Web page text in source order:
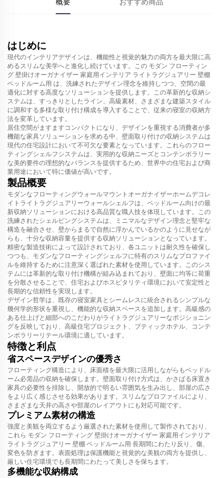
はじめに
現代のインテリアデザインは、機能性と視覚的魅力の両方を最大限に高
めるスリムな美学へと進化し続けています。この モダン フローティン
グ 壁掛けオーガナイザー 家庭用インテリア ライトラグジュアリー 壁棚
ベッドルーム用 は、洗練されたデザイン理念を維持しつつ、空間の最
適化に対する高度なソリューションを提供します。この革新的な収納シ
ステムは、すっきりとしたライン、高級素材、さまざまな建築スタイル
に調和する多様な取り付け構成を導入することで、従来の寝室の収納方
法を変革しています。
居住空間がますますコンパクトになり、デザインを重視する消費者が多
機能な家具ソリューションを求める中、壁面取り付けの収納システムは
現代の住宅設計において不可欠な要素となっています。これらのフロー
ティングシェルフシステムは、実用的な収納ニーズとコンテンポラリー
な美的要件の理想的なバランスを提供するため、世界中の住宅および商
業用途において特に価値が高いです。
製品概要
モダンなフローティングウォールマウントオーガナイザーホームデコレ
イトライトラグジュアリーウォールシェルフは、ベッドルーム向けの最
新収納ソリューションにおける高品質な職人技を体現しています。この
洗練されたシェルビングシステムは、ミニマルなデザイン理念と堅牢な
構造を融合させ、壁からまるで自然に浮かんでいるかのように見せなが
らも、十分な収納容量を提供する収納ソリューションとなっています。
精密な製造技術によって設計されており、各ユニットは耐久性を確保し
つつも、モダンなフローティングシェルフに特有のスリムなプロファイ
ルを維持するために注意深く選ばれた素材を使用しています。このシス
テムには革新的な取り付け機構が組み込まれており、壁面に均等に荷重
を分散させることで、住宅およびホスピタリティ環境において安定性と
長期的な信頼性を実現します。
デザイン哲学は、既存の寝室家具とシームレスに統合されるシンプルな
幾何学的形状を重視し、機能的な収納スペースを追加します。高級感の
ある仕上げと細部へのこだわりがライトラグジュアリーなポジショニン
グを反映しており、高級住宅プロジェクト、ブティックホテル、コンテ
ンポラリーリテール環境に適しています。
特徴と利点
省スペースデザインの優秀さ
フローティング構造により、床面積を最大限に活用しながらもベッドル
ーム必需品の収納を確保します。壁面取り付け方式は、かさばる床置き
家具の必要性を排除し、開放的で明るい雰囲気を生み出し、部屋の広さ
をより広く感じさせる効果があります。スリムなプロファイルにより、
さまざまな天井の高さや部屋のレイアウトにも対応可能です。
プレミアム素材の構造
強度と美観を両立するよう厳選された素材を使用して製作されており、
これら モダン フローティング 壁掛けオーガナイザー 家庭用インテリア
ライトラグジュアリー 壁棚 ベッドルーム用 長期間にわたり反り、傷、
変色を防ぎます。表面処理は保護機能と視覚的な美観の両方を提供し、
厳しい住宅環境でも長期間にわたって美しさを保ちます。
多機能な収納構成